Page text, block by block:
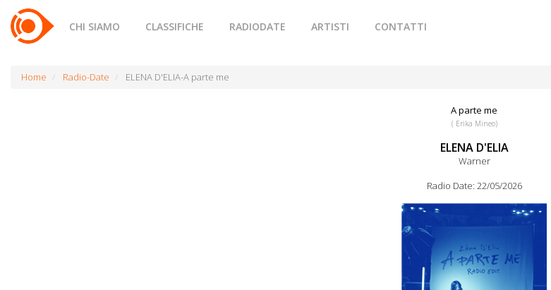
CHI SIAMO CLASSIFICHE RADIODATE ARTISTI CONTATTI
Home Radio-Date ELENA D'ELIA-A parte me
A parte me
( Erika Mineo)
ELENA D'ELIA
Warner
Radio Date: 22/05/2026